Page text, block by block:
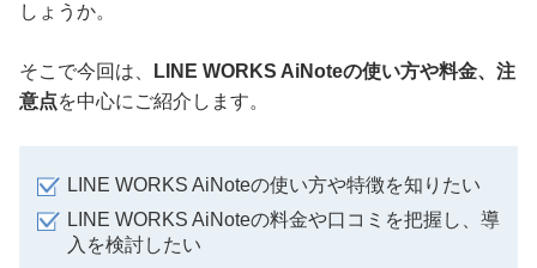
しょうか。
そこで今回は、
LINE WORKS AiNoteの使い方や料金、注
意点を中心にご紹介します。
LINE WORKS AiNoteの使い方や特徴を知りたい
LINE WORKS AiNoteの料金や口コミを把握し、導
入を検討したい